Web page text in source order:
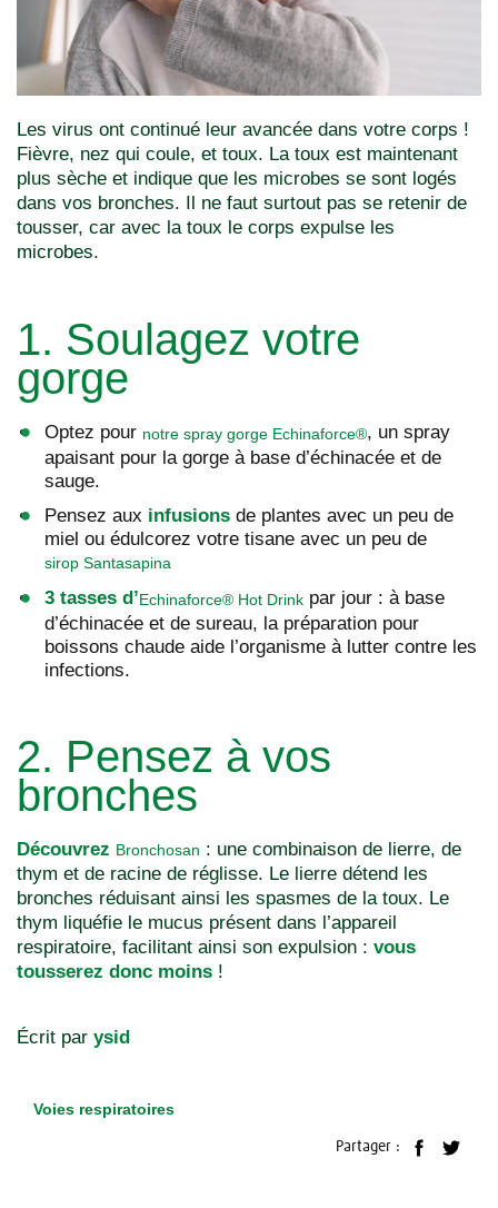
Les virus ont continué leur avancée dans votre corps !
Fièvre, nez qui coule, et toux. La toux est maintenant
plus sèche et indique que les microbes se sont logés
dans vos bronches. Il ne faut surtout pas se retenir de
tousser, car avec la toux le corps expulse les
microbes.
1. Soulagez votre
gorge
Optez pour notre spray gorge Echinaforce®, un spray
apaisant pour la gorge à base d’échinacée et de
sauge.
Pensez aux infusions de plantes avec un peu de
miel ou édulcorez votre tisane avec un peu de
sirop Santasapina
3 tasses d’Echinaforce® Hot Drink par jour : à base
d’échinacée et de sureau, la préparation pour
boissons chaude aide l’organisme à lutter contre les
infections.
2. Pensez à vos
bronches
Découvrez Bronchosan : une combinaison de lierre, de
thym et de racine de réglisse. Le lierre détend les
bronches réduisant ainsi les spasmes de la toux. Le
thym liquéfie le mucus présent dans l’appareil
respiratoire, facilitant ainsi son expulsion : vous
tousserez donc moins !
Écrit par ysid
Voies respiratoires
Partager :